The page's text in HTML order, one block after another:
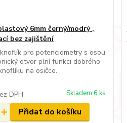
6mm černý/modrý ,
bez zajištění
pro potenciometry s osou
otvor plní funkci dobrého
na osičce.
DPH Skladem 6 ks
Přidat do košíku